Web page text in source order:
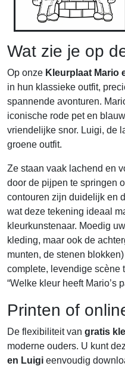
Wat zie je op
Op onze Kleurplaat Mario
in hun klassieke outfit,
spannende avonturen.
iconische rode pet en
vriendelijke snor. Luigi, de
groene outfit.
Ze staan vaak lachend en
door de pijpen te springen
contouren zijn duidelijk en
wat deze tekening ideaal
kleurkunstenaar. Moedig
kleding, maar ook de
munten, de stenen
complete, levendige scène
“Welke kleur heeft Mario’s
Printen of
De flexibiliteit van gratis
moderne ouders. U kunt
en Luigi eenvoudig